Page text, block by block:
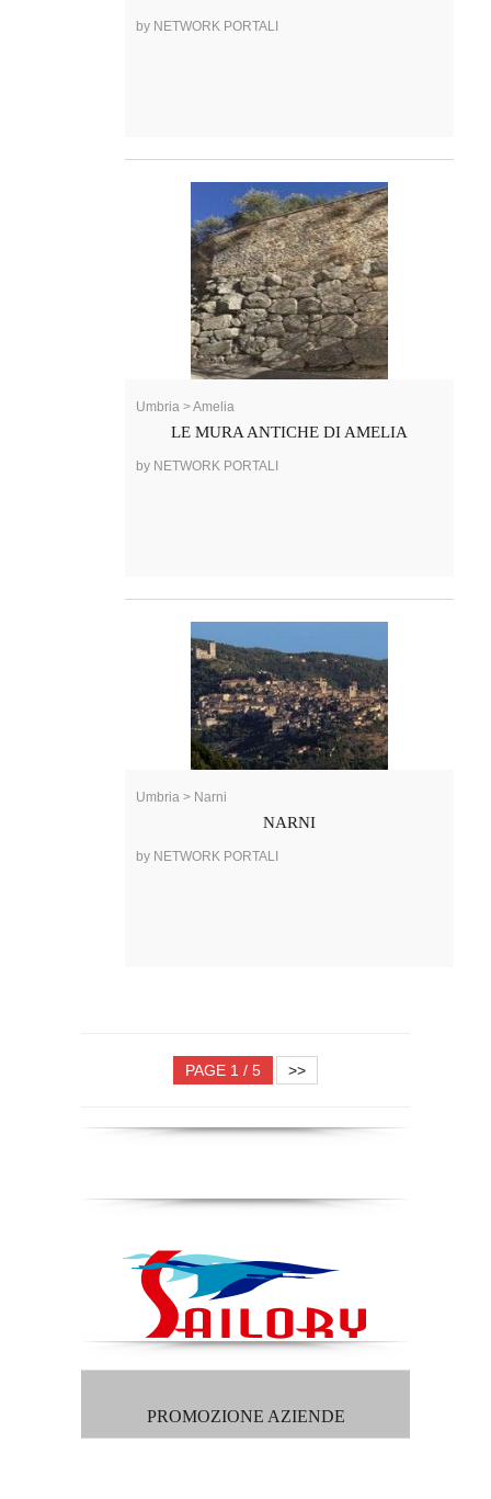
by NETWORK PORTALI
Umbria > Amelia
LE MURA ANTICHE DI AMELIA
by NETWORK PORTALI
Umbria > Narni
NARNI
by NETWORK PORTALI
PAGE 1 / 5 >>
PROMOZIONE AZIENDE